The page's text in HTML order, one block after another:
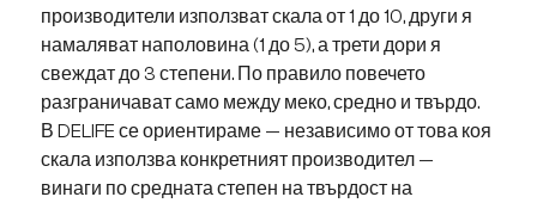
производители използват скала от 1 до 10, други я
намаляват наполовина (1 до 5), а трети дори я
свеждат до 3 степени. По правило повечето
разграничават само между меко, средно и твърдо.
В DELIFE се ориентираме — независимо от това коя
скала използва конкретният производител —
винаги по средната степен на твърдост на